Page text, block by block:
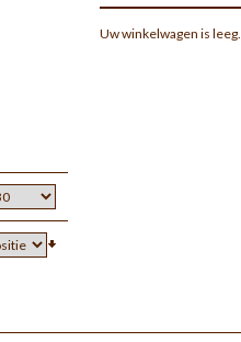
Uw winkelwagen is leeg.